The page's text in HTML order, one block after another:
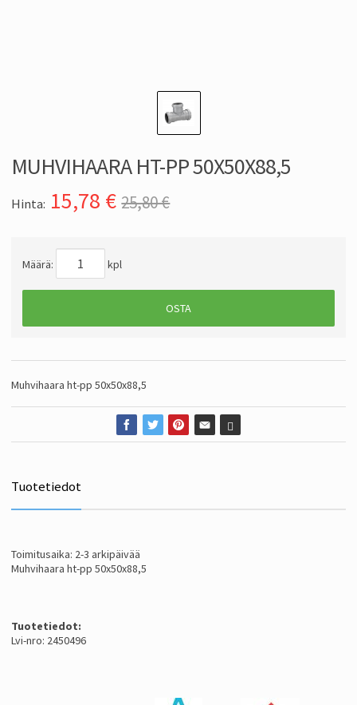
MUHVIHAARA HT-PP 50X50X88,5
Hinta: 15,78 € 25,80 €
Määrä: kpl
OSTA
Muhvihaara ht-pp 50x50x88,5
Tuotetiedot
Toimitusaika: 2-3 arkipäivää
Muhvihaara ht-pp 50x50x88,5
Tuotetiedot:
Lvi-nro: 2450496